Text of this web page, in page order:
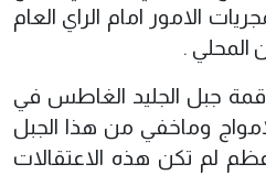
الامور امام الراي العام
المحلي .
جبل الجليد الغاطس في
وماخفي من هذا الجبل
لم تكن هذه الاعتقالات